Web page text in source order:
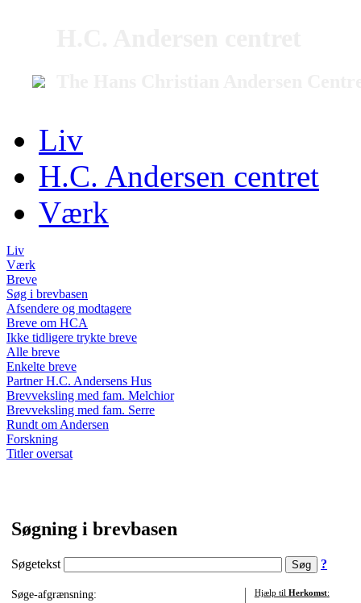
Liv
H.C. Andersen centret
Værk
Liv
Værk
Breve
Søg i brevbasen
Afsendere og modtagere
Breve om HCA
Ikke tidligere trykte breve
Alle breve
Enkelte breve
Partner H.C. Andersens Hus
Brevveksling med fam. Melchior
Brevveksling med fam. Serre
Rundt om Andersen
Forskning
Titler oversat
Søgning i brevbasen
Søgetekst ?
Søge-afgrænsning:
Hjælp til Herkomst: